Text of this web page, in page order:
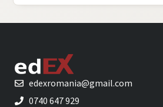
edexromania@gmail.com
0740 647 929